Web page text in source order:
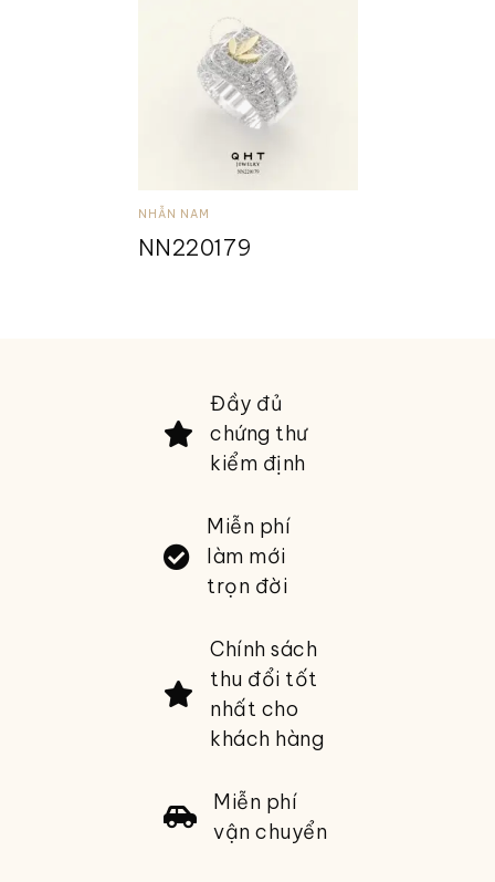
NHẪN NAM
NN220179
Đầy đủ
chứng thư
kiểm định
Miễn phí
làm mới
trọn đời
Chính sách
thu đổi tốt
nhất cho
khách hàng
Miễn phí
vận chuyển